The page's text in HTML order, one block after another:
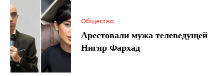
Общество
Арестовали мужа телеведущей
Нигяр Фархад